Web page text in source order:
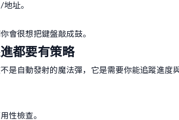
址。
會很想把鍵盤敲成鼓。
都要有策略
是自動發射的魔法彈，它是需要你能追蹤進度
性檢查。